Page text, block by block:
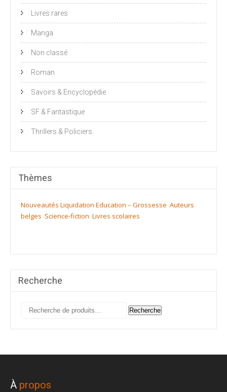
Livres rares
Manga
Non classé
Roman
Savoirs & Encyclopédie
SF & Fantastique
Thrillers & Policiers
Thèmes
Nouveautés Liquidation Education – Grossesse Auteurs
belges Science-fiction Livres scolaires
Recherche
Recherche
Recherche
À propos